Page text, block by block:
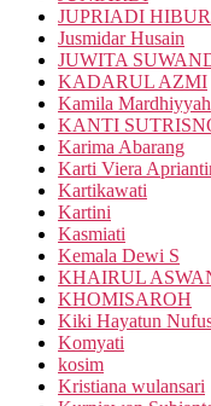
JUPRIADI
Jusmidar Husain
JUWITA
KADARUL AZMI
Kamila Mardhiyyah
KANTI
Karima Abarang
Karti Viera
Kartikawati
Kartini
Kasmiati
Kemala Dewi S
KHAIRUL
KHOMISAROH
Kiki Hayatun
Komyati
kosim
Kristiana wulansari